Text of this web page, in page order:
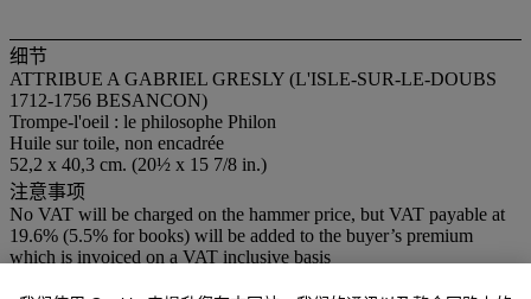
细节
ATTRIBUE A GABRIEL GRESLY (L'ISLE-SUR-LE-DOUBS
1712-1756 BESANCON)
Trompe-l'oeil : le philosophe Philon
Huile sur toile, non encadrée
52,2 x 40,3 cm. (20½ x 15 7/8 in.)
注意事项
No VAT will be charged on the hammer price, but VAT payable at
19.6% (5.5% for books) will be added to the buyer’s premium
which is invoiced on a VAT inclusive basis